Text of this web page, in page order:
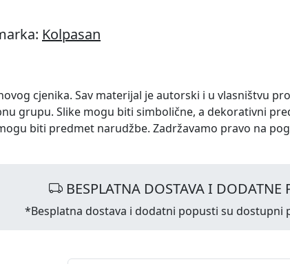
Kolpasan
cjenika. Sav materijal je autorski i u vlasništvu
grupu. Slike mogu biti simbolične, a dekorativni
biti predmet narudžbe. Zadržavamo pravo na
BESPLATNA DOSTAVA I
*Besplatna dostava i dodatni popusti su dostupni